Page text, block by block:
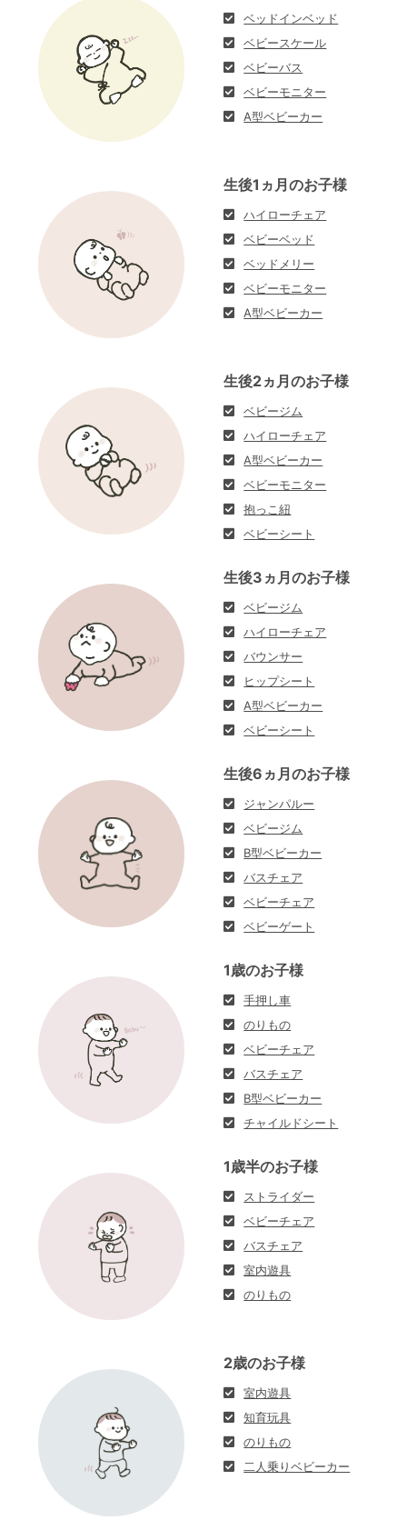
ベッドインベッド
ベビースケール
ベビーバス
ベビーモニター
A型ベビーカー
生後1ヵ月のお子様
ハイローチェア
ベビーベッド
ベッドメリー
ベビーモニター
A型ベビーカー
生後2ヵ月のお子様
ベビージム
ハイローチェア
A型ベビーカー
ベビーモニター
抱っこ紐
ベビーシート
生後3ヵ月のお子様
ベビージム
ハイローチェア
バウンサー
ヒップシート
A型ベビーカー
ベビーシート
生後6ヵ月のお子様
ジャンパルー
ベビージム
B型ベビーカー
バスチェア
ベビーチェア
ベビーゲート
1歳のお子様
手押し車
のりもの
ベビーチェア
バスチェア
B型ベビーカー
チャイルドシート
1歳半のお子様
ストライダー
ベビーチェア
バスチェア
室内遊具
のりもの
2歳のお子様
室内遊具
知育玩具
のりもの
二人乗りベビーカー